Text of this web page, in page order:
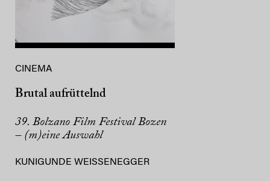
CINEMA
Brutal aufrüttelnd
39. Bolzano Film Festival Bozen
– (m)eine Auswahl
KUNIGUNDE WEISSENEGGER